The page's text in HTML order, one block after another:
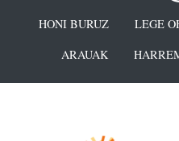
HONI BURUZ LEGE
ARAUAK